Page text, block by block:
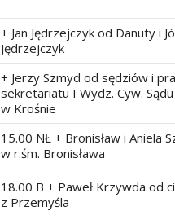
+ Jan Jędrzejczyk od Danuty i
Jędrzejczyk
+ Jerzy Szmyd od sędziów i
sekretariatu I Wydz. Cyw. Sądu
w Krośnie
15.00 NŁ + Bronisław i Aniela
w r.śm. Bronisława
18.00 B + Paweł Krzywda od
z Przemyśla